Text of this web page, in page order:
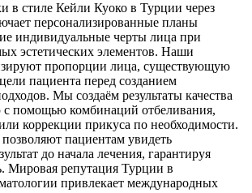
в стиле Кейли Куоко в Турции через
персонализированные планы
индивидуальные черты лица при
эстетических элементов. Наши
пропорции лица, существующую
пациента перед созданием
Мы создаём результаты качества
с помощью комбинаций отбеливания,
коррекции прикуса по необходимости.
пациентам увидеть
до начала лечения, гарантируя
Мировая репутация Турции в
привлекает международных